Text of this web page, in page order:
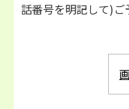
話番号を明記して)ご